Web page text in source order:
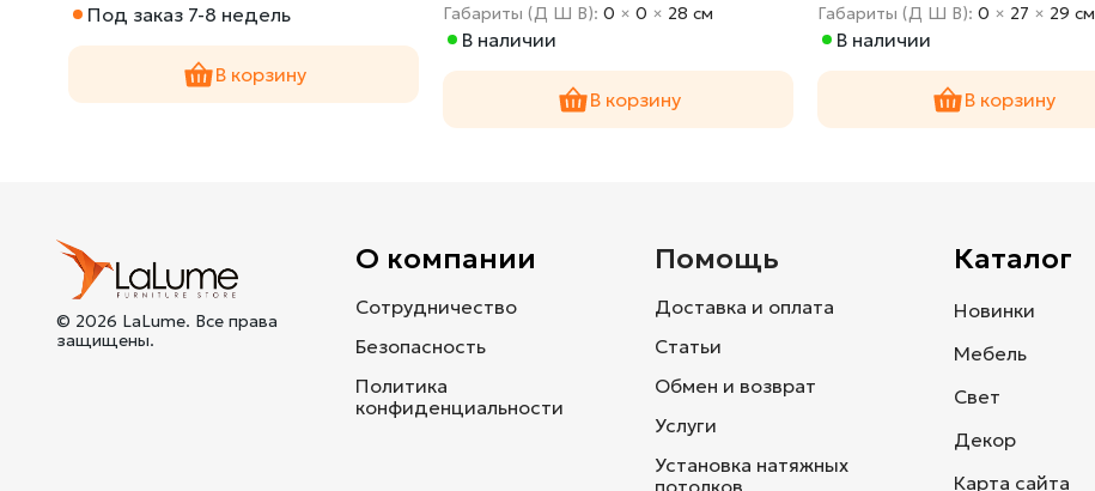
Под заказ 7-8 недель
В корзину
Габариты (Д Ш В):0 ×0 × 28 cм
В наличии
В корзину
Габариты (Д Ш В):0 × 27 × 29 cм
В наличии
В корзину
© 2026 LaLume. Все права
защищены.
О компании
Сотрудничество
Безопасность
Политика
конфиденциальности
Помощь
Доставка и оплата
Статьи
Обмен и возврат
Услуги
Установка натяжных
потолков
Каталог
Новинки
Мебель
Свет
Декор
Карта сайта